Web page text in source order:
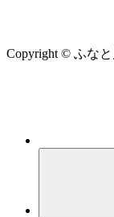
Copyright © ふなと